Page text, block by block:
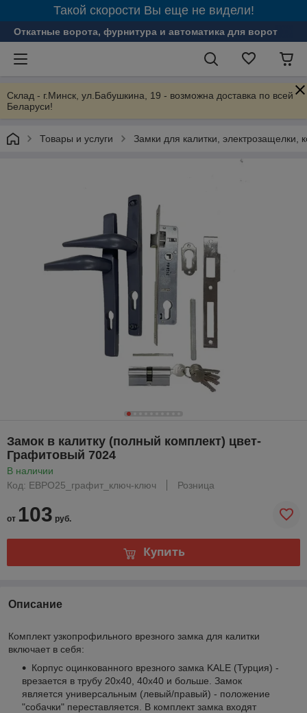
Такой скорости Вы еще не видели!
Откатные ворота, фурнитура и автоматика для ворот
Склад - г.Минск, ул.Бабушкина, 19 - возможна доставка по всей
Беларуси!
Товары и услуги Замки для калитки, электрозащелки,
Замок в калитку (полный комплект) цвет-
Графитовый 7024
В наличии
Код: ЕВРО25_графит_ключ-ключ
Розница
от 103 руб.
Купить
Описание
Комплект узкопрофильного врезного замка для калитки
включает в себя:
Корпус оцинкованного врезного замка KALE (Турция) -
врезается в трубу 20х40, 40х40 и больше. Замок
является универсальным (левый/правый) - положение
"собачки" переставляется. В комплект замка входят